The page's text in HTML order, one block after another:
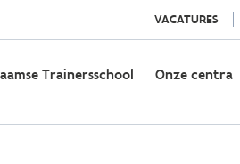
VACATURES
Trainersschool Onze centra